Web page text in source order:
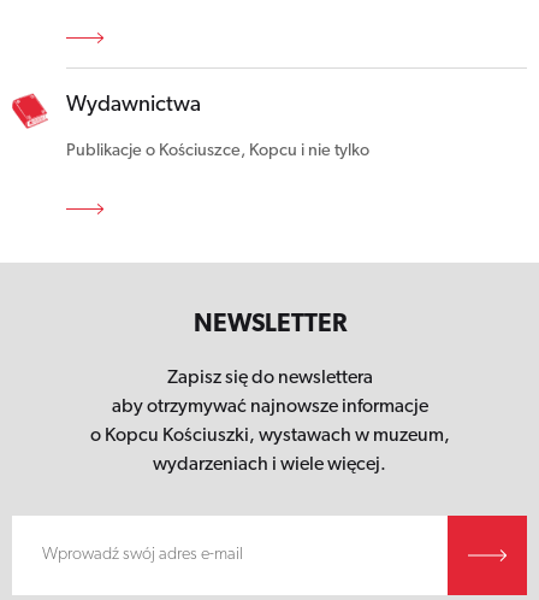
Wydawnictwa
Publikacje o Kościuszce, Kopcu i nie tylko
NEWSLETTER
Zapisz się do newslettera
aby otrzymywać najnowsze informacje
o Kopcu Kościuszki, wystawach w muzeum,
wydarzeniach i wiele więcej.